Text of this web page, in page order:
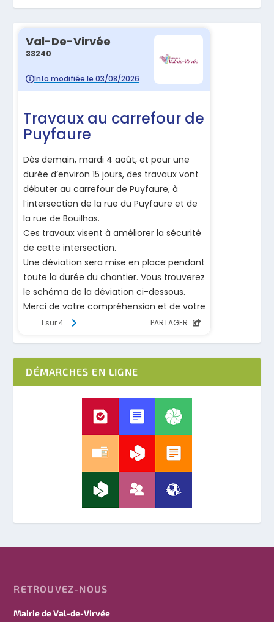
DÉMARCHES EN LIGNE
RETROUVEZ-NOUS
Mairie de Val-de-Virvée